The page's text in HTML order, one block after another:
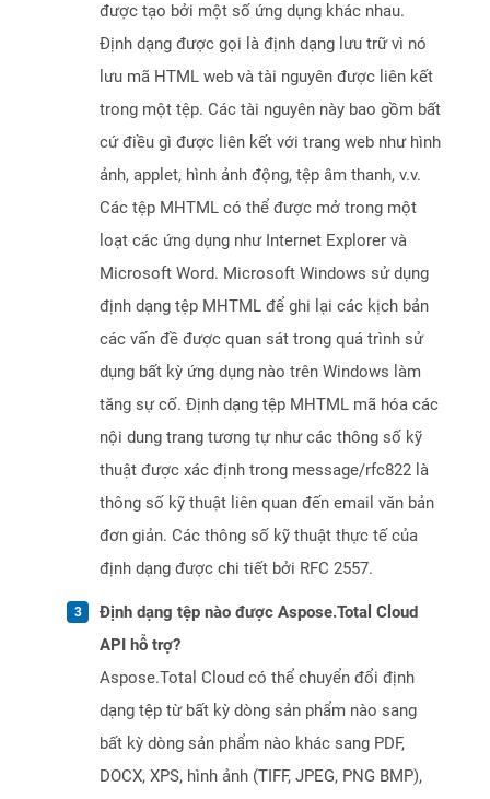
được tạo bởi một số ứng dụng khác nhau.
Định dạng được gọi là định dạng lưu trữ vì nó
lưu mã HTML web và tài nguyên được liên kết
trong một tệp. Các tài nguyên này bao gồm bất
cứ điều gì được liên kết với trang web như hình
ảnh, applet, hình ảnh động, tệp âm thanh, v.v.
Các tệp MHTML có thể được mở trong một
loạt các ứng dụng như Internet Explorer và
Microsoft Word. Microsoft Windows sử dụng
định dạng tệp MHTML để ghi lại các kịch bản
các vấn đề được quan sát trong quá trình sử
dụng bất kỳ ứng dụng nào trên Windows làm
tăng sự cố. Định dạng tệp MHTML mã hóa các
nội dung trang tương tự như các thông số kỹ
thuật được xác định trong message/rfc822 là
thông số kỹ thuật liên quan đến email văn bản
đơn giản. Các thông số kỹ thuật thực tế của
định dạng được chi tiết bởi RFC 2557.
Định dạng tệp nào được Aspose.Total Cloud
API hỗ trợ?
Aspose.Total Cloud có thể chuyển đổi định
dạng tệp từ bất kỳ dòng sản phẩm nào sang
bất kỳ dòng sản phẩm nào khác sang PDF,
DOCX, XPS, hình ảnh (TIFF, JPEG, PNG BMP),